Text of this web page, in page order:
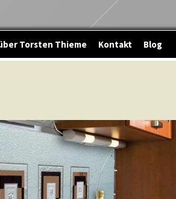
Torsten Thieme Kontakt Blog